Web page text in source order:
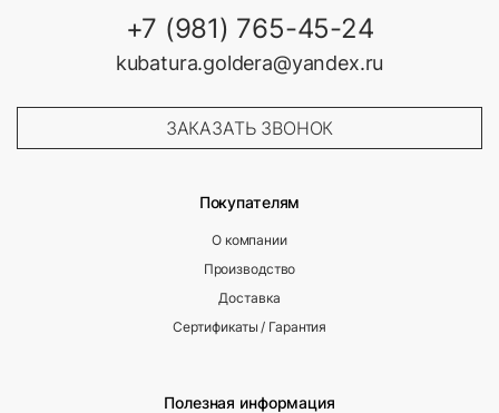
Покупателям
О компании
Производство
Доставка
Сертификаты / Гарантия
Полезная информация
+7 (981) 765-45-24
kubatura.goldera@yandex.ru
ЗАКАЗАТЬ ЗВОНОК